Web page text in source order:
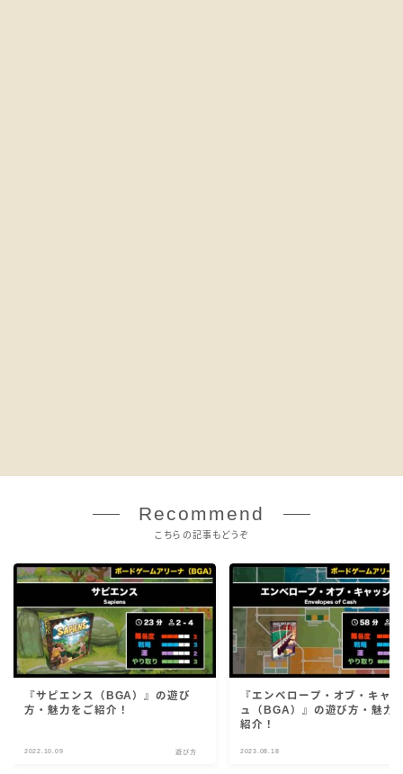
Recommend
こちらの記事もどうぞ
『サピエンス（BGA）』の遊び
方・魅力をご紹介！
2022.10.09 遊び方
『エンベロープ・オブ・キャ
ュ（BGA）』の遊び方・魅力
紹介！
2023.08.18